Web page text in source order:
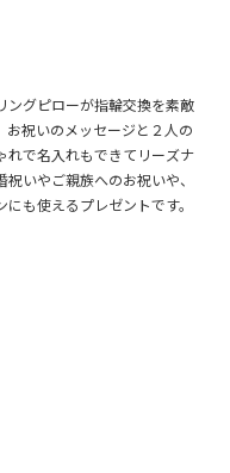
ングピローが指輪交換を素敵
お祝いのメッセージと２人の
れで名入れもできてリーズナ
いやご親族へのお祝いや、
も使えるプレゼントです。